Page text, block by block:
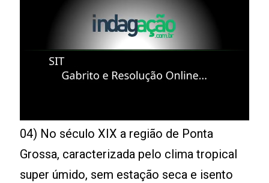
04) No século XIX a região de Ponta
Grossa, caracterizada pelo clima tropical
super úmido, sem estação seca e isento